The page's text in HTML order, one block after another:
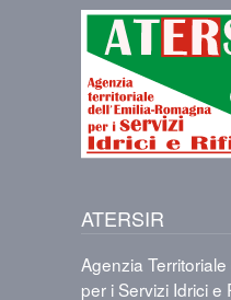
Immagine
ATERSIR
Agenzia
per i Servizi Idrici e